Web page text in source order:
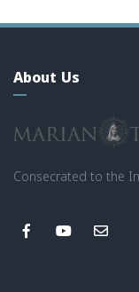
About Us
Consecrated to the